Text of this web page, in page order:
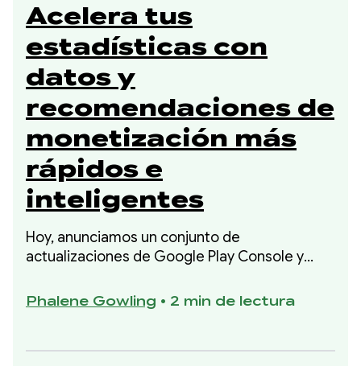
Acelera tus
estadísticas con
datos y
recomendaciones de
monetización más
rápidos e
inteligentes
Hoy, anunciamos un conjunto de
actualizaciones de Google Play Console y
rendimiento financiero y pasos específicos
respaldados por datos para mejorarlo.
Phalene Gowling • 2 min de lectura